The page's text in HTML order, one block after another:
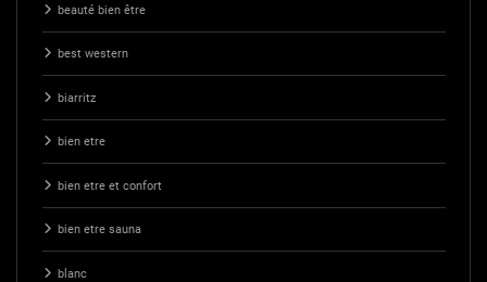
beauté bien être
best western
biarritz
bien etre
bien etre et confort
bien etre sauna
blanc